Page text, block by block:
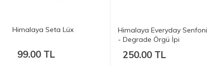
Himalaya Seta Lüx
99.00 TL
Himalaya Everyday Senfoni
- Degrade Örgü İpi
250.00 TL